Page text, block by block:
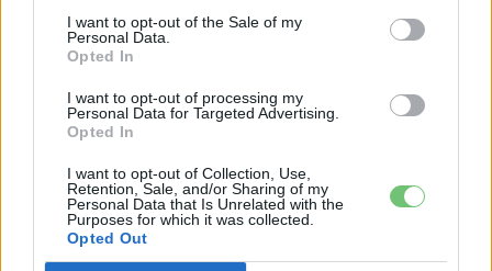
I want to opt-out of the Sale of my
Personal Data.
Opted In
I want to opt-out of processing my
Personal Data for Targeted Advertising.
Opted In
I want to opt-out of Collection, Use,
Retention, Sale, and/or Sharing of my
Personal Data that Is Unrelated with the
Purposes for which it was collected.
Opted Out
Akkumulátor
németek, hogy lekörözzék a kínai LFP-
gyártókat